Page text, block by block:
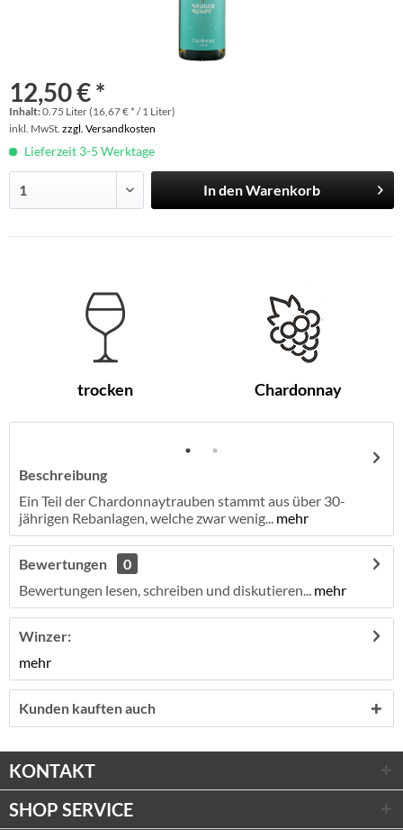
12,50 € *
Inhalt:0.75 Liter (16,67 € * / 1 Liter)
inkl. MwSt. zzgl. Versandkosten
Lieferzeit 3-5 Werktage
In denWarenkorb
trocken Chardonnay
Beschreibung
Ein Teil der Chardonnaytrauben stammt aus über 30-
jährigen Rebanlagen, welche zwar wenig... mehr
Bewertungen
0
Bewertungen lesen, schreiben und diskutieren... mehr
Winzer:
mehr
Kunden kauften auch
KONTAKT
SHOP SERVICE